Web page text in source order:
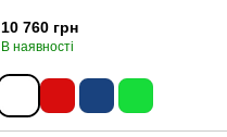
10 760 грн
В наявності